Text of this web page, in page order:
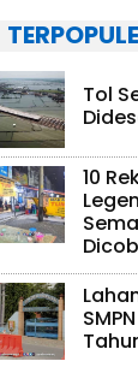
Tol
10